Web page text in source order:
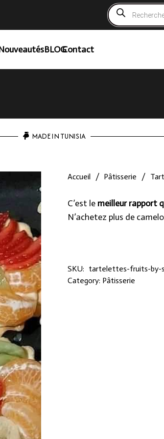
Recherche
de
produits
BLOGContact
MADE IN TUNISIA
Accueil / Pâtisserie /
C’est le meilleur rapport
N’achetez plus de
SKU: tartelettes-fruits-by-
Category: Pâtisserie